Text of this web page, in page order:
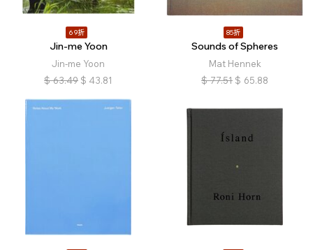
69折
Jin-me Yoon
Jin-me Yoon
$ 63.49 $ 43.81
85折
Sounds of Spheres
Mat Hennek
$ 77.51 $ 65.88